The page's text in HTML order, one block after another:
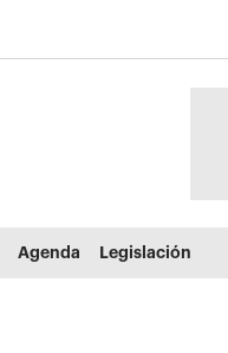
Agenda Legislación